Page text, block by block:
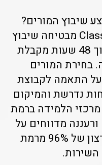
שיבוץ המורים?
מערכת Class-A מבטיחה שיבוץ
מקצועי תוך 48 שעות מקבלת
בחירת המורים
התאמה לקבוצת
נדרשת והמיקום
מרכזי הלמידה ברמת
ורעננה מדווחים על
שביעות רצון של 96% מרמת
השירות.